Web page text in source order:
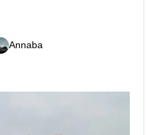
Annaba